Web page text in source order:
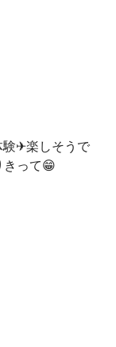
験✈楽しそうで
きって😁